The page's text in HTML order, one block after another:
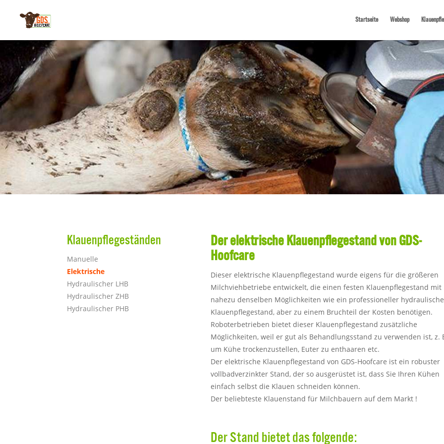
Startseite Webshop
Klauenpflegeständen
Manuelle
Elektrische
Hydraulischer LHB
Hydraulischer ZHB
Hydraulischer PHB
Der elektrische Klauenpflegestand von GDS-
Hoofcare
Dieser elektrische Klauenpflegestand wurde eigens für die größeren
Milchviehbetriebe entwickelt, die einen festen Klauenpflegestand mit
nahezu denselben Möglichkeiten wie ein professioneller
Klauenpflegestand, aber zu einem Bruchteil der Kosten benötigen.
Roboterbetrieben bietet dieser Klauenpflegestand zusätzliche
Möglichkeiten, weil er gut als Behandlungsstand zu verwenden ist, z.
um Kühe trockenzustellen, Euter zu enthaaren etc.
Der elektrische Klauenpflegestand von GDS-Hoofcare ist ein robuster
vollbadverzinkter Stand, der so ausgerüstet ist, dass Sie Ihren Kühen
einfach selbst die Klauen schneiden können.
Der beliebteste Klauenstand für Milchbauern auf dem Markt !
Der Stand bietet das folgende: